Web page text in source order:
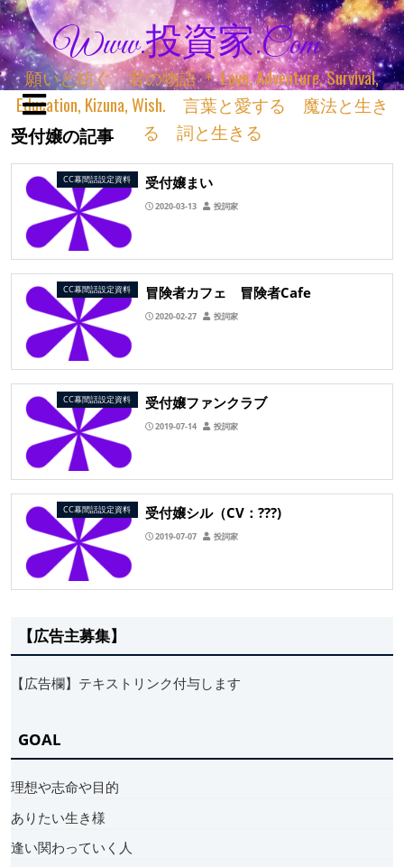
Www.投資家.com
願いと紡ぐ 君の物語 ＊ Love, Adventure, Survival,
Education, Kizuna, Wish. 言葉と愛する 魔法と生き
る 詞と生きる
受付嬢の記事
CC幕間話設定資料 受付嬢まい
2020-03-13 投詞家
CC幕間話設定資料 冒険者カフェ 冒険者Cafe
2020-02-27 投詞家
CC幕間話設定資料 受付嬢ファンクラブ
2019-07-14 投詞家
CC幕間話設定資料 受付嬢シル（CV：???)
2019-07-07 投詞家
【広告主募集】
【広告欄】テキストリンク付与します
GOAL
理想や志命や目的
ありたい生き様
逢い関わっていく人